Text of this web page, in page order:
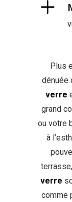
Plus
dénuée
verre
grand
ou votre
à
verre
comme